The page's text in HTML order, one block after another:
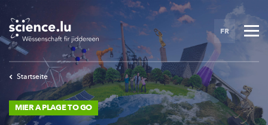
Skip
main
content
FR
Startseite
MIER A PLAGE TO GO